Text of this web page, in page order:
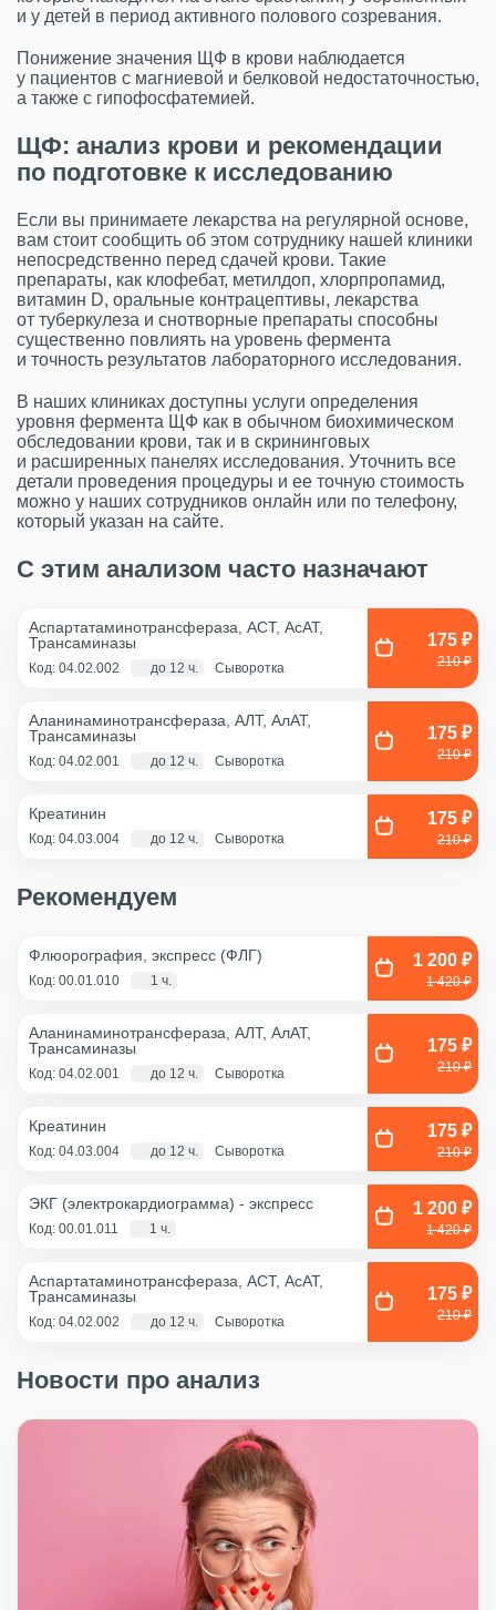
и у детей в период активного полового созревания.
Понижение значения ЩФ в крови наблюдается
у пациентов с магниевой и белковой недостаточностью,
а также с гипофосфатемией.
ЩФ: анализ крови и рекомендации
по подготовке к исследованию
Если вы принимаете лекарства на регулярной основе,
вам стоит сообщить об этом сотруднику нашей клиники
непосредственно перед сдачей крови. Такие
препараты, как клофебат, метилдоп, хлорпропамид,
витамин D, оральные контрацептивы, лекарства
от туберкулеза и снотворные препараты способны
существенно повлиять на уровень фермента
и точность результатов лабораторного исследования.
В наших клиниках доступны услуги определения
уровня фермента ЩФ как в обычном биохимическом
обследовании крови, так и в скрининговых
и расширенных панелях исследования. Уточнить все
детали проведения процедуры и ее точную стоимость
можно у наших сотрудников онлайн или по телефону,
который указан на сайте.
С этим анализом часто назначают
Аспартатаминотрансфераза, АСТ, АсАТ,
Трансаминазы
Код: 04.02.002 до 12 ч. Сыворотка
175 ₽
210 ₽
Аланинаминотрансфераза, АЛТ, АлАТ,
Трансаминазы
Код: 04.02.001 до 12 ч. Сыворотка
175 ₽
210 ₽
Креатинин
Код: 04.03.004 до 12 ч. Сыворотка
175 ₽
210 ₽
Рекомендуем
Флюорография, экспресс (ФЛГ)
Код: 00.01.010 1 ч.
1 200 ₽
1 420 ₽
Аланинаминотрансфераза, АЛТ, АлАТ,
Трансаминазы
Код: 04.02.001 до 12 ч. Сыворотка
175 ₽
210 ₽
Креатинин
Код: 04.03.004 до 12 ч. Сыворотка
175 ₽
210 ₽
ЭКГ (электрокардиограмма) - экспресс
Код: 00.01.011 1 ч.
1 200 ₽
1 420 ₽
Аспартатаминотрансфераза, АСТ, АсАТ,
Трансаминазы
Код: 04.02.002 до 12 ч. Сыворотка
175 ₽
210 ₽
Новости про анализ